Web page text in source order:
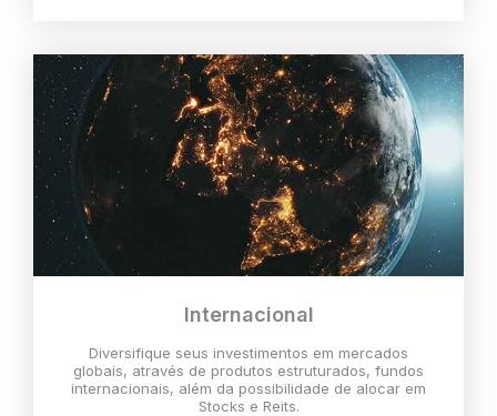
Internacional
Diversifique seus investimentos em mercados
globais, através de produtos estruturados, fundos
internacionais, além da possibilidade de alocar em
Stocks e Reits.